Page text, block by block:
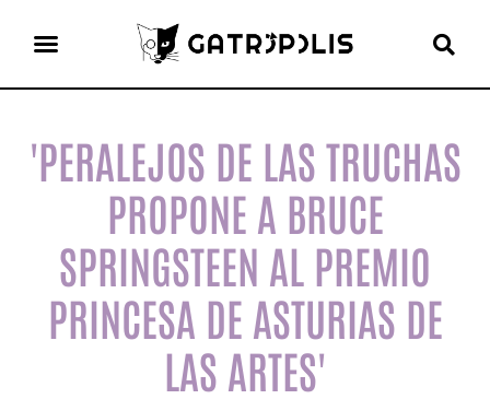
'PERALEJOS DE LAS TRUCHAS
PROPONE A BRUCE
SPRINGSTEEN AL PREMIO
PRINCESA DE ASTURIAS DE
LAS ARTES'